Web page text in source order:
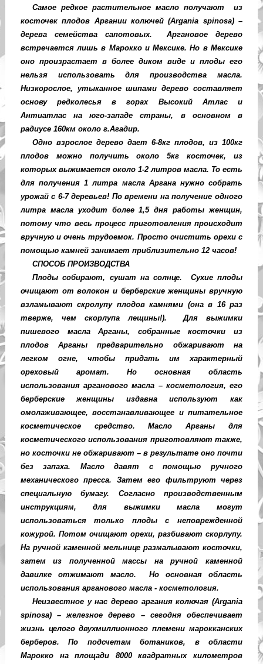
Самое редкое растительное масло получают
из
косточек плодов Аргании колючей (Argania spinosa) –
дерева семейства сапотовых.
Аргановое дерево
встречается лишь в Марокко и Мексике. Но в Мексике
оно произрастает в более диком виде и плоды его
нельзя использовать для производства масла.
Низкорослое, утыканное шипами дерево составляет
основу редколесья в горах Высокий Атлас и
Антиатлас на юго-западе страны, в основном в
радиусе 160км около г.Агадир.
Одно взрослое дерево дает 6-8кг плодов, из 100кг
плодов можно получить около 5кг косточек, из
которых выжимается около 1-2 литров масла. То есть
для получения 1 литра масла Аргана нужно собрать
урожай с 6-7 деревьев! По времени на получение одного
литра масла уходит более 1,5 дня работы женщин,
потому что весь процесс приготовления происходит
вручную и очень трудоемок. Просто очистить орехи с
помощью камней занимает приблизительно 12 часов!
СПОСОБ ПРОИЗВОДСТВА
Плоды собирают, сушат на солнце.
Сухие плоды
очищают от волокон и берберские женщины вручную
взламывают скролупу плодов камнями (она в 16 раз
тверже, чем скорлупа лещины!).
Для выжимки
пишевого масла Арганы, собранные косточки из
плодов Арганы предварительно обжаривают на
легком огне, чтобы придать им характерный
ореховый аромат. Но основная область
использования арганового масла – косметология, его
берберские женщины издавна используют как
омолаживающее, восстанавливающее и питательное
косметическое средство. Масло Арганы для
косметического использования приготовляют также,
но косточки не обжаривают – в результате оно почти
без запаха. Масло давят с помощью ручного
механического пресса. Затем его фильтруют через
специальную бумагу. Согласно производственным
инструкциям, для выжимки масла могут
использоваться только плоды с неповрежденной
кожурой. Потом очищают орехи, разбивают скорлупу.
На ручной каменной мельнице размалывают косточки,
затем из полученной массы на ручной каменной
давилке отжимают масло.
Но основная область
использования арганового масла - косметология.
Неизвестное у нас дерево аргания колючая (Argania
spinosa) – железное дерево – сегодня обеспечивает
жизнь целого двухмиллионного племени марокканских
берберов. По подсчетам ботаников, в области
Марокко на площади 8000 квадратных километров